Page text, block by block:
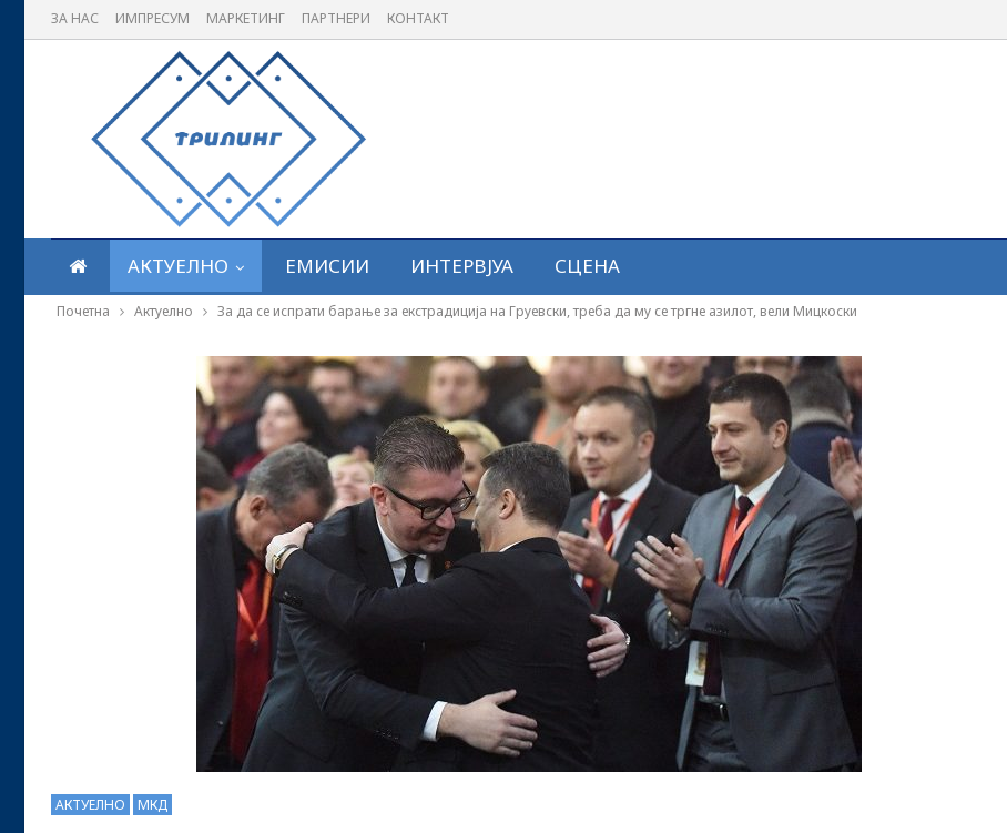
ЗА НАС ИМПРЕСУМ МАРКЕТИНГ ПАРТНЕРИ КОНТАКТ
АКТУЕЛНО ЕМИСИИ ИНТЕРВЈУА СЦЕНА
Почетна Актуелно За да се испрати барање за екстрадиција на Груевски, треба да му се тргне азилот, вели Мицкоски
АКТУЕЛНО МКД